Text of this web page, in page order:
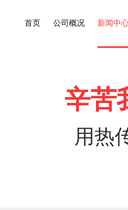
首页 公司概况 新闻中
辛苦
用热